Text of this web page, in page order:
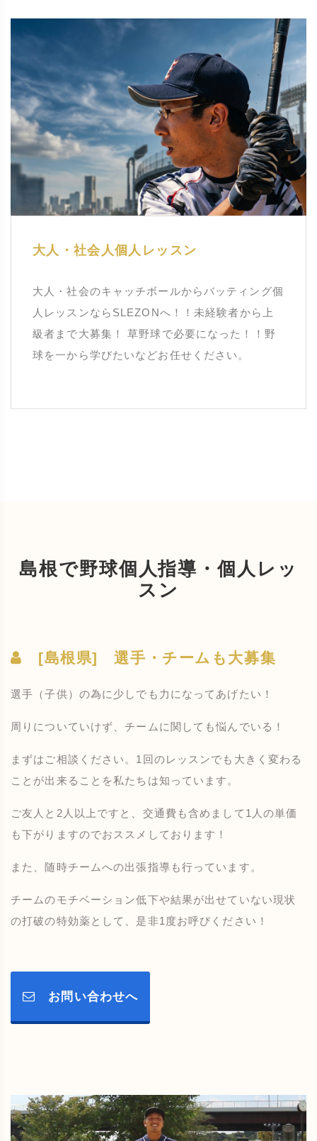
大人・社会人個人レッスン
大人・社会のキャッチボールからバッティング個
人レッスンならSLEZONへ！！未経験者から上
級者まで大募集！ 草野球で必要になった！！野
球を一から学びたいなどお任せください。
島根で野球個人指導・個人レッ
スン
[島根県] 選手・チームも大募集
選手（子供）の為に少しでも力になってあげたい！
周りについていけず、チームに関しても悩んでいる！
まずはご相談ください。1回のレッスンでも大きく変わる
ことが出来ることを私たちは知っています。
ご友人と2人以上ですと、交通費も含めまして1人の単価
も下がりますのでおススメしております！
また、随時チームへの出張指導も行っています。
チームのモチベーション低下や結果が出せていない現状
の打破の特効薬として、是非1度お呼びください！
お問い合わせへ